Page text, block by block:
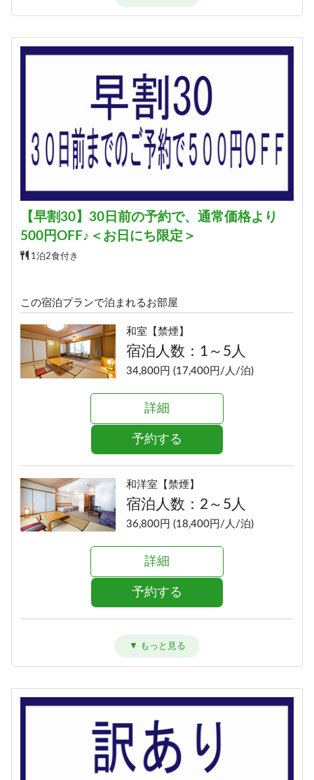
予約する
【早割30】30日前の予約で、通常価格より
500円OFF♪＜お日にち限定＞
1泊2食付き
この宿泊プランで泊まれるお部屋
和室【禁煙】
宿泊人数：1～5人
34,800円 (17,400円/人/泊)
詳細
予約する
和洋室【禁煙】
宿泊人数：2～5人
36,800円 (18,400円/人/泊)
詳細
予約する
予約する